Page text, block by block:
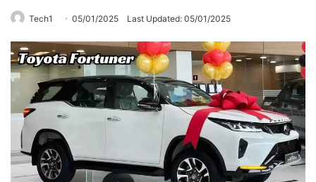
Tech1 05/01/2025 Last Updated: 05/01/2025